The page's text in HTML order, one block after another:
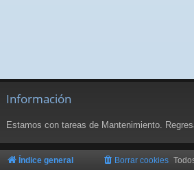
Información
Estamos con tareas de Mantenimiento.
Índice general Borrar cookies